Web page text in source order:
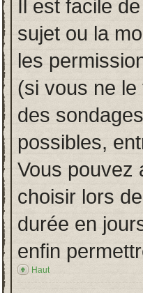
Il est facile
sujet ou la
les
(si vous ne le
des
possibles,
Vous pouvez
choisir lors
durée en
enfin
Haut